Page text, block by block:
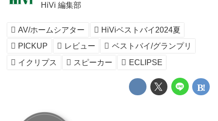
HiVi 編集部
AV/ホームシアター
HiViベストバイ2024夏
PICKUP
レビュー
ベストバイ/グランプリ
イクリプス
スピーカー ECLIPSE